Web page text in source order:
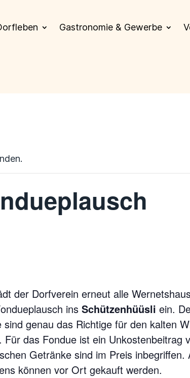
Gastronomie & Gewerbe
der Dorfverein erneut alle
ins Schützenhüüsli ein.
genau das Richtige für den kalten
das Fondue ist ein Unkostenbeitrag
Getränke sind im Preis inbegriffen.
können vor Ort gekauft werden.